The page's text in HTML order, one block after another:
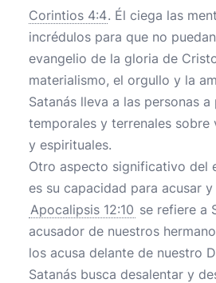
Corintios 4:4. Él ciega las
incrédulos para que no
evangelio de la gloria de
materialismo, el orgullo y la
Satanás lleva a las personas
temporales y terrenales sobre
y espirituales.
Otro aspecto significativo del
es su capacidad para acusar y
Apocalipsis 12:10 se refiere a
acusador de nuestros
los acusa delante de nuestro
Satanás busca desalentar y